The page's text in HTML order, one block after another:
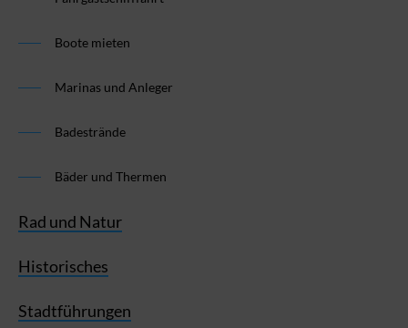
Boote mieten
Marinas und Anleger
Badestrände
Bäder und Thermen
Rad und Natur
Historisches
Stadtführungen